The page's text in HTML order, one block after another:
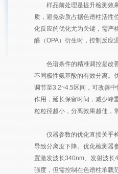
样品前处理是提升检测效果
质，避免杂质占据色谱柱活性
化反应的优化尤为关键，需严
醛（OPA）衍生时，控制反
色谱条件的精准调控是改善
不同极性氨基酸的有效分离。
调节至3.2~4.5区间，可改善
作用，延长保留时间，减少峰
粒粒径越小，分离效果越佳，
仪器参数的优化直接关乎检
导致分离度下降。优化检测器
置激发波长340nm、发射波长
强度，但需控制在色谱柱承载